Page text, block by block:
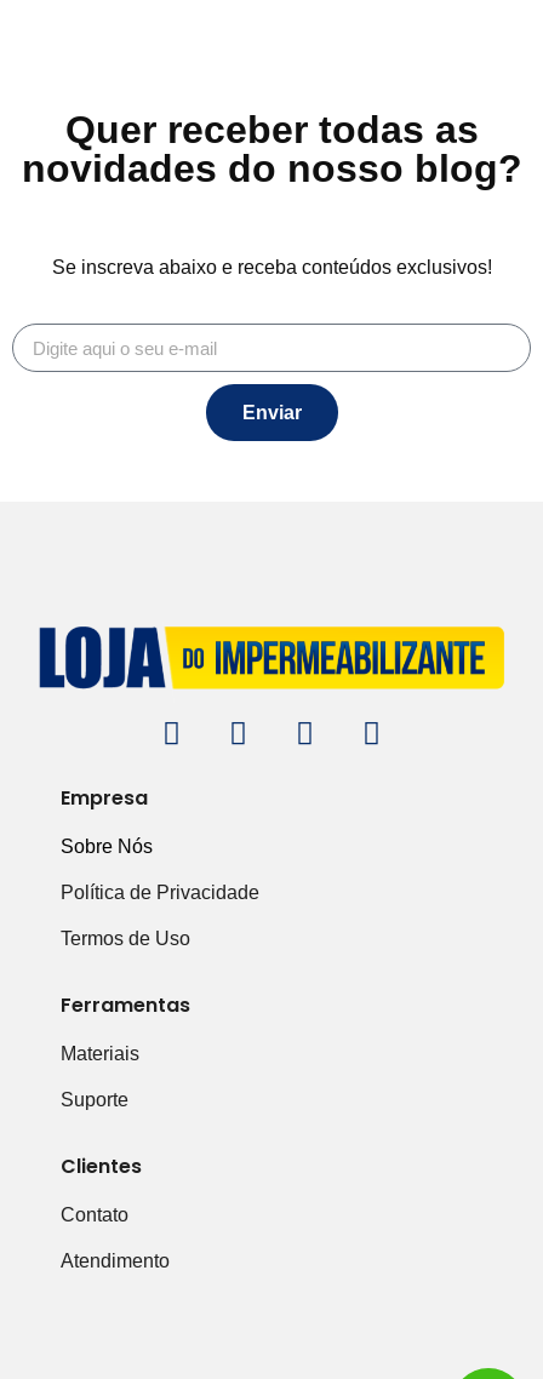
Quer receber todas as
novidades do nosso blog?
Se inscreva abaixo e receba conteúdos exclusivos!
Enviar
Empresa
Sobre Nós
Política de Privacidade
Termos de Uso
Ferramentas
Materiais
Suporte
Clientes
Contato
Atendimento